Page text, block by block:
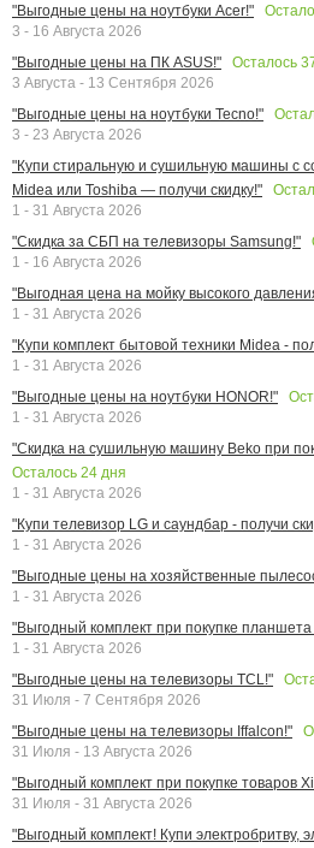
"Выгодные цены на ноутбуки Acer!"
3 - 16 Августа 2026
"Выгодные цены на ПК ASUS!"
Осталось
3 Августа - 13 Сентября 2026
"Выгодные цены на ноутбуки Tecno!"
3 - 23 Августа 2026
"Купи стиральную и сушильную машины с
Midea или Toshiba — получи скидку!"
1 - 31 Августа 2026
"Скидка за СБП на телевизоры Samsung!"
1 - 16 Августа 2026
"Выгодная цена на мойку высокого
1 - 31 Августа 2026
"Купи комплект бытовой техники Midea -
1 - 31 Августа 2026
"Выгодные цены на ноутбуки HONOR!"
1 - 31 Августа 2026
"Скидка на сушильную машину Beko при
Осталось 24 дня
1 - 31 Августа 2026
"Купи телевизор LG и саундбар - получи
1 - 31 Августа 2026
"Выгодные цены на хозяйственные
1 - 31 Августа 2026
"Выгодный комплект при покупке планшета
1 - 31 Августа 2026
"Выгодные цены на телевизоры TCL!"
31 Июля - 7 Сентября 2026
"Выгодные цены на телевизоры Iffalcon!"
31 Июля - 13 Августа 2026
"Выгодный комплект при покупке товаров
31 Июля - 31 Августа 2026
"Выгодный комплект! Купи электробритву,